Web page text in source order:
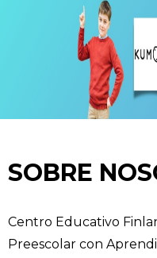
SOBRE
Centro Educativo
Preescolar con